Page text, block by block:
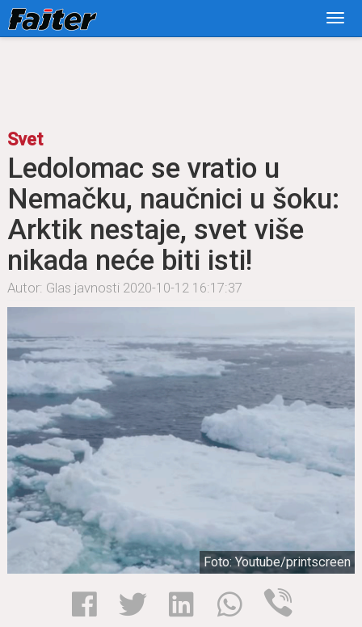
Svet
Ledolomac se vratio u
Nemačku, naučnici u šoku:
Arktik nestaje, svet više
nikada neće biti isti!
Autor: Glas javnosti 2020-10-12 16:17:37
Foto: Youtube/printscreen